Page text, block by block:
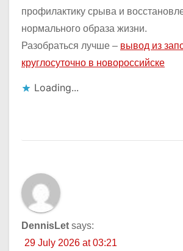
профилактику срыва и
нормального образа жизни.
Разобраться лучше – вывод из
круглосуточно в новороссийске
Loading...
DennisLet says:
29 July 2026 at 03:21